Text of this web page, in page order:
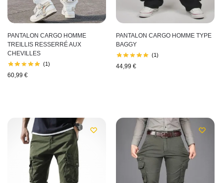
PANTALON CARGO HOMME
TREILLIS RESSERRÉ AUX
CHEVILLES
(1)
60,99 €
PANTALON CARGO HOMME TYPE
BAGGY
(1)
44,99 €